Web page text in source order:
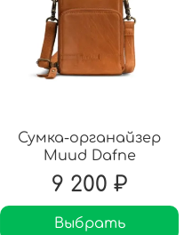
Сумка-органайзер
Muud Dafne
9 200 ₽
Выбрать